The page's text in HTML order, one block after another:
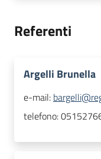
Referenti
Argelli Brunella
e-mail:
telefono: